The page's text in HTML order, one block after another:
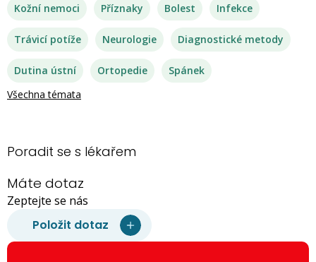
Kožní nemoci Příznaky Bolest Infekce
Trávicí potíže Neurologie Diagnostické metody
Dutina ústní Ortopedie
Spánek
Všechna témata
Poradit se s lékařem
Máte dotaz
Zeptejte se nás
Položit dotaz